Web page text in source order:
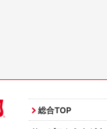
総合TOP